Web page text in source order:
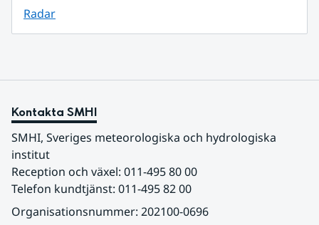
Radar
Kontakta SMHI
SMHI, Sveriges meteorologiska och hydrologiska
institut
Reception och växel: 011-495 80 00
Telefon kundtjänst: 011-495 82 00
Organisationsnummer: 202100-0696